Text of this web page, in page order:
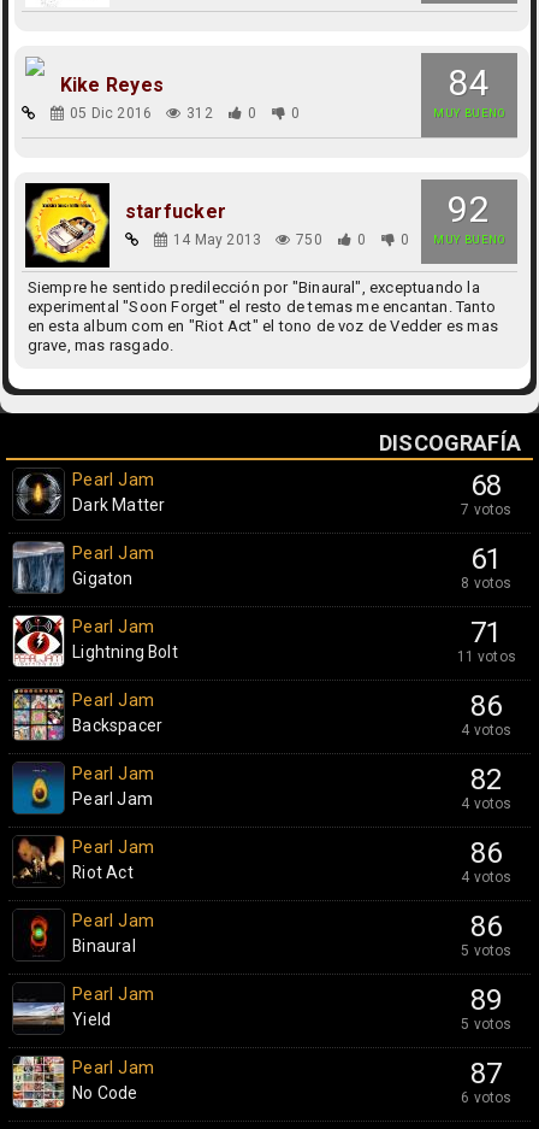
84
MUY BUENO
Kike Reyes
05 Dic 2016 312 0 0
92
MUY BUENO
starfucker
14 May 2013 750 0 0
Siempre he sentido predilección por "Binaural", exceptuando la
experimental "Soon Forget" el resto de temas me encantan. Tanto
en esta album com en "Riot Act" el tono de voz de Vedder es mas
grave, mas rasgado.
DISCOGRAFÍA
68
7 votos
Pearl Jam
Dark Matter
61
8 votos
Pearl Jam
Gigaton
71
11 votos
Pearl Jam
Lightning Bolt
86
4 votos
Pearl Jam
Backspacer
82
4 votos
Pearl Jam
Pearl Jam
86
4 votos
Pearl Jam
Riot Act
86
5 votos
Pearl Jam
Binaural
89
5 votos
Pearl Jam
Yield
87
6 votos
Pearl Jam
No Code